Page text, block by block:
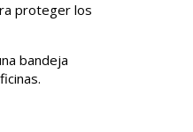
proteger los
bandeja